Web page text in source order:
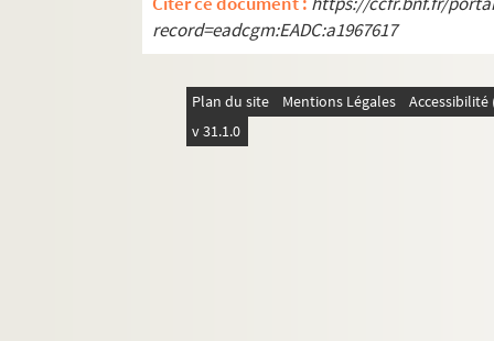
record=eadcgm:EADC:a1967617
Plan du site Mentions Légales
v 31.1.0